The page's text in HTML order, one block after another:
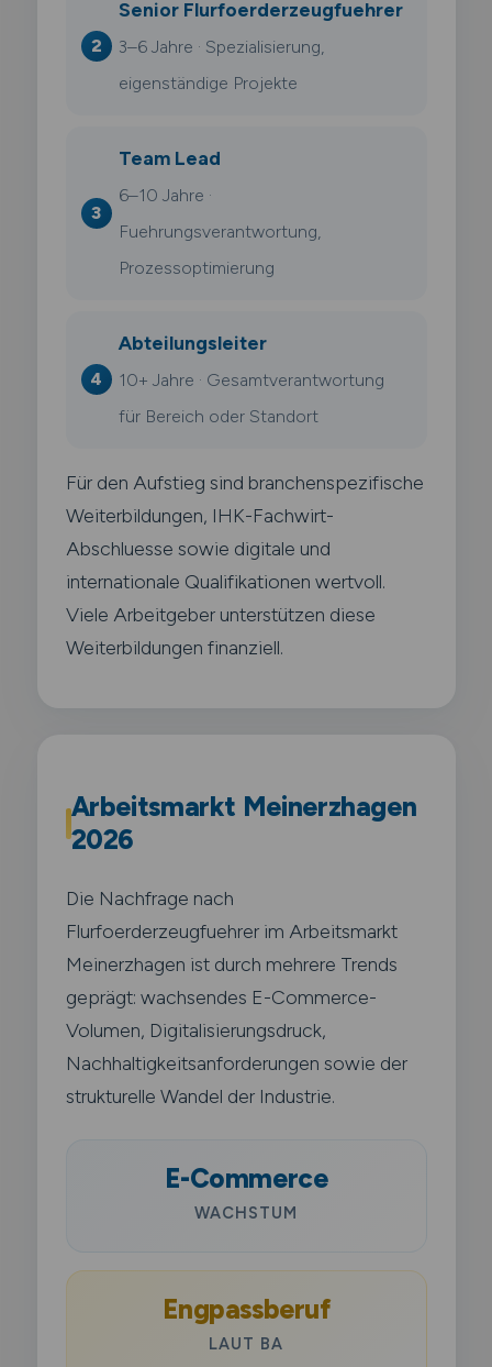
Senior Flurfoerderzeugfuehrer
3–6 Jahre · Spezialisierung,
eigenständige Projekte
Team Lead
6–10 Jahre ·
Fuehrungsverantwortung,
Prozessoptimierung
Abteilungsleiter
10+ Jahre · Gesamtverantwortung
für Bereich oder Standort
Für den Aufstieg sind branchenspezifische
Weiterbildungen, IHK-Fachwirt-
Abschluesse sowie digitale und
internationale Qualifikationen wertvoll.
Viele Arbeitgeber unterstützen diese
Weiterbildungen finanziell.
Arbeitsmarkt Meinerzhagen
2026
Die Nachfrage nach
Flurfoerderzeugfuehrer im Arbeitsmarkt
Meinerzhagen ist durch mehrere Trends
geprägt: wachsendes E-Commerce-
Volumen, Digitalisierungsdruck,
Nachhaltigkeitsanforderungen sowie der
strukturelle Wandel der Industrie.
E-Commerce
WACHSTUM
Engpassberuf
LAUT BA